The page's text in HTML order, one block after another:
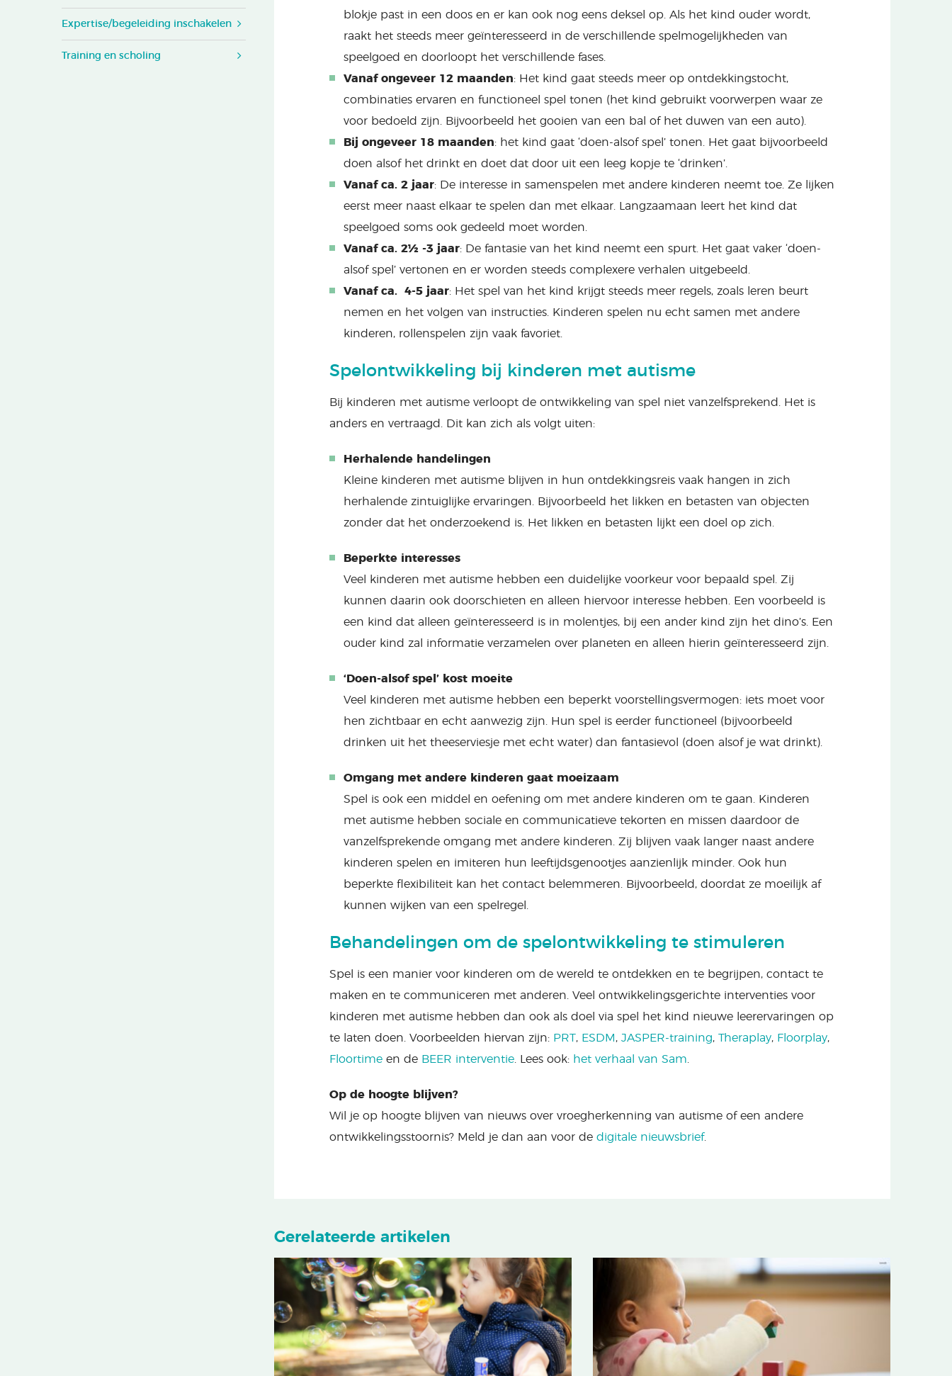
blokje past in een doos en er kan ook nog eens deksel op. Als het kind ouder wordt,
raakt het steeds meer geïnteresseerd in de verschillende spelmogelijkheden van
speelgoed en doorloopt het verschillende fases.
Vanaf ongeveer 12 maanden: Het kind gaat steeds meer op ontdekkingstocht,
combinaties ervaren en functioneel spel tonen (het kind gebruikt voorwerpen waar ze
voor bedoeld zijn. Bijvoorbeeld het gooien van een bal of het duwen van een auto).
Bij ongeveer 18 maanden: het kind gaat ‘doen-alsof spel’ tonen. Het gaat bijvoorbeeld
doen alsof het drinkt en doet dat door uit een leeg kopje te ‘drinken’.
Vanaf ca. 2 jaar: De interesse in samenspelen met andere kinderen neemt toe. Ze lijken
eerst meer naast elkaar te spelen dan met elkaar. Langzaamaan leert het kind dat
speelgoed soms ook gedeeld moet worden.
Vanaf ca. 2½ -3 jaar: De fantasie van het kind neemt een spurt. Het gaat vaker ‘doen-
alsof spel’ vertonen en er worden steeds complexere verhalen uitgebeeld.
Vanaf ca. 4-5 jaar: Het spel van het kind krijgt steeds meer regels, zoals leren beurt
nemen en het volgen van instructies. Kinderen spelen nu echt samen met andere
kinderen, rollenspelen zijn vaak favoriet.
Spelontwikkeling bij kinderen met autisme
Bij kinderen met autisme verloopt de ontwikkeling van spel niet vanzelfsprekend. Het is
anders en vertraagd. Dit kan zich als volgt uiten:
Herhalende handelingen
Kleine kinderen met autisme blijven in hun ontdekkingsreis vaak hangen in zich
herhalende zintuiglijke ervaringen. Bijvoorbeeld het likken en betasten van objecten
zonder dat het onderzoekend is. Het likken en betasten lijkt een doel op zich.
Beperkte interesses
Veel kinderen met autisme hebben een duidelijke voorkeur voor bepaald spel. Zij
kunnen daarin ook doorschieten en alleen hiervoor interesse hebben. Een voorbeeld is
een kind dat alleen geïnteresseerd is in molentjes, bij een ander kind zijn het dino’s. Een
ouder kind zal informatie verzamelen over planeten en alleen hierin geïnteresseerd zijn.
‘Doen-alsof spel’ kost moeite
Veel kinderen met autisme hebben een beperkt voorstellingsvermogen: iets moet voor
hen zichtbaar en echt aanwezig zijn. Hun spel is eerder functioneel (bijvoorbeeld
drinken uit het theeserviesje met echt water) dan fantasievol (doen alsof je wat drinkt).
Omgang met andere kinderen gaat moeizaam
Spel is ook een middel en oefening om met andere kinderen om te gaan. Kinderen
met autisme hebben sociale en communicatieve tekorten en missen daardoor de
vanzelfsprekende omgang met andere kinderen. Zij blijven vaak langer naast andere
kinderen spelen en imiteren hun leeftijdsgenootjes aanzienlijk minder. Ook hun
beperkte flexibiliteit kan het contact belemmeren. Bijvoorbeeld, doordat ze moeilijk af
kunnen wijken van een spelregel.
Behandelingen om de spelontwikkeling te stimuleren
Spel is een manier voor kinderen om de wereld te ontdekken en te begrijpen, contact te
maken en te communiceren met anderen. Veel ontwikkelingsgerichte interventies voor
kinderen met autisme hebben dan ook als doel via spel het kind nieuwe leerervaringen op
te laten doen. Voorbeelden hiervan zijn: PRT, ESDM , JASPER-training, Theraplay, Floorplay,
Floortime en de BEER interventie . Lees ook: het verhaal van Sam
Op de hoogte blijven?
Wil je op hoogte blijven van nieuws over vroegherkenning van autisme of een andere
ontwikkelingsstoornis? Meld je dan aan voor de digitale nieuwsbrief.
Gerelateerde artikelen
Expertise/begeleiding inschakelen
Training en scholing